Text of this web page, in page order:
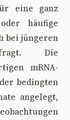
eine ganz
häufige
bei jüngeren
Die
mRNA-
bedingten
angelegt,